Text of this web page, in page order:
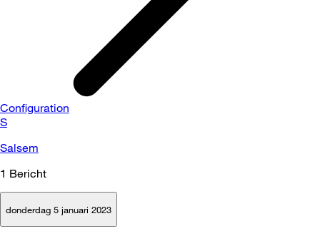
Configuration
S
Salsem
1 Bericht
donderdag 5 januari 2023